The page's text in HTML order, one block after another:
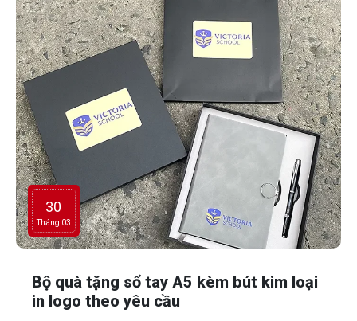
30
Tháng 03
Bộ quà tặng sổ tay A5 kèm bút kim loại
in logo theo yêu cầu